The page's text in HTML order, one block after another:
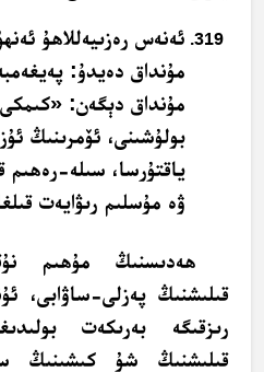
ئەنەس رەزىيەللاھۇ
مۇنداق دەيدۇ:
مۇنداق دېگەن:
بولۇشىنى، ئۆمرىنىڭ
ياقتۇرسا، سىلە-
ۋە مۇسلىم رىۋايەت
ھەدىسنىڭ مۇھىم
قىلىشنىڭ پەزلى-ساۋابى،
رىزقىگە بەرىكەت
قىلىشنىڭ شۇ كىشىنىڭ